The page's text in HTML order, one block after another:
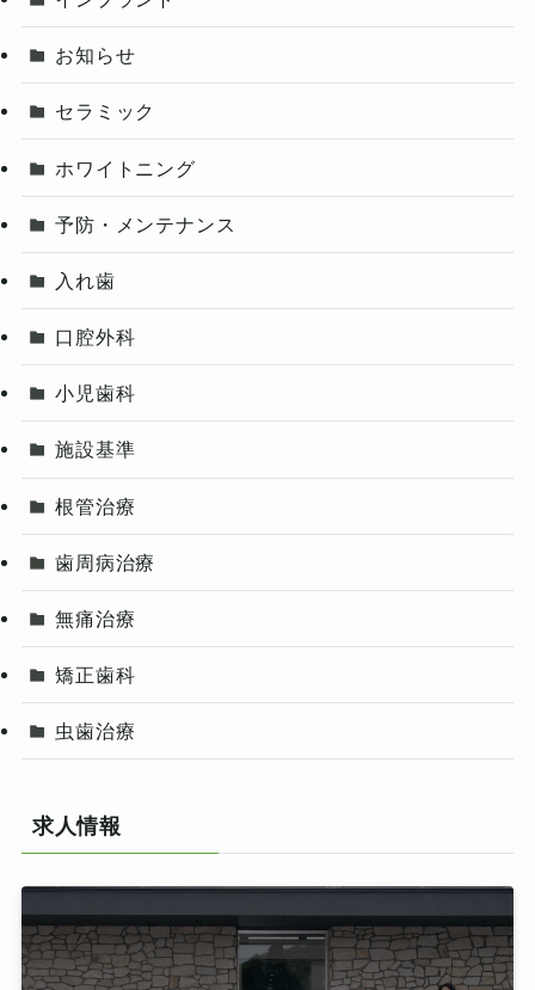
お知らせ
セラミック
ホワイトニング
予防・メンテナンス
入れ歯
口腔外科
小児歯科
施設基準
根管治療
歯周病治療
無痛治療
矯正歯科
虫歯治療
求人情報